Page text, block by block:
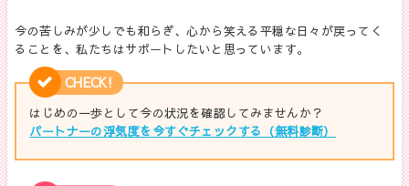
今の苦しみが少しでも和らぎ、心から笑える平穏な日々が戻ってく
ることを、私たちはサポートしたいと思っています。
CHECK!
はじめの一歩として今の状況を確認してみませんか？
パートナーの浮気度を今すぐチェックする（無料診断）